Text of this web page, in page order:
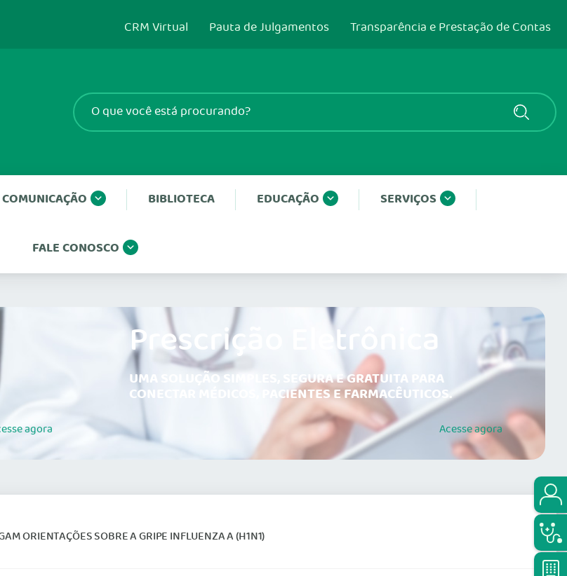
CRM Virtual Pauta de Julgamentos Transparência e Prestação de Contas
COMUNICAÇÃO BIBLIOTECA EDUCAÇÃO SERVIÇOS
FALE CONOSCO
agora
Prescrição Eletrônica
UMA SOLUÇÃO SIMPLES, SEGURA E GRATUITA PARA
CONECTAR MÉDICOS, PACIENTES E FARMACÊUTICOS.
Acesseagora
ORIENTAÇÕES SOBRE A GRIPE INFLUENZA A (H1N1)